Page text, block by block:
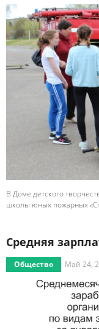
В Доме детского
школы юных пожарных
Средняя
Общество Май 24,